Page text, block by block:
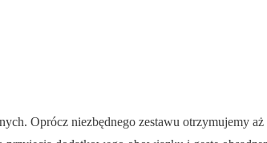
Oprócz niezbędnego zestawu otrzymujemy